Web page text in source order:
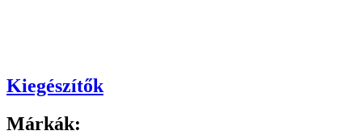
Kiegészítők
Márkák: